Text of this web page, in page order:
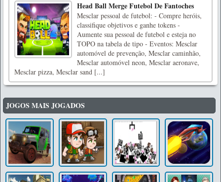
Head Ball Merge Futebol De Fantoches
Mesclar pessoal de futebol: - Compre heróis,
classifique objetivos e ganhe tokens -
Aumente sua pessoal de futebol e esteja no
TOPO na tabela de tipo - Eventos: Mesclar
automóvel de prevenção, Mesclar caminhão,
Mesclar automóvel neon, Mesclar aeronave,
Mesclar pizza, Mesclar sand [...]
JOGOS MAIS JOGADOS